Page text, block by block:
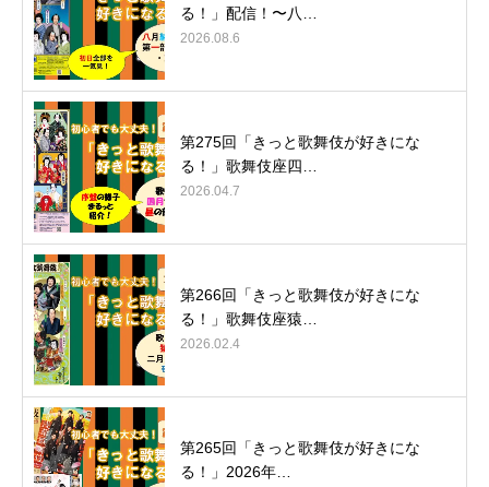
る！」配信！〜八…
2026.08.6
第275回「きっと歌舞伎が好きにな
る！」歌舞伎座四…
2026.04.7
第266回「きっと歌舞伎が好きにな
る！」歌舞伎座猿…
2026.02.4
第265回「きっと歌舞伎が好きにな
る！」2026年…